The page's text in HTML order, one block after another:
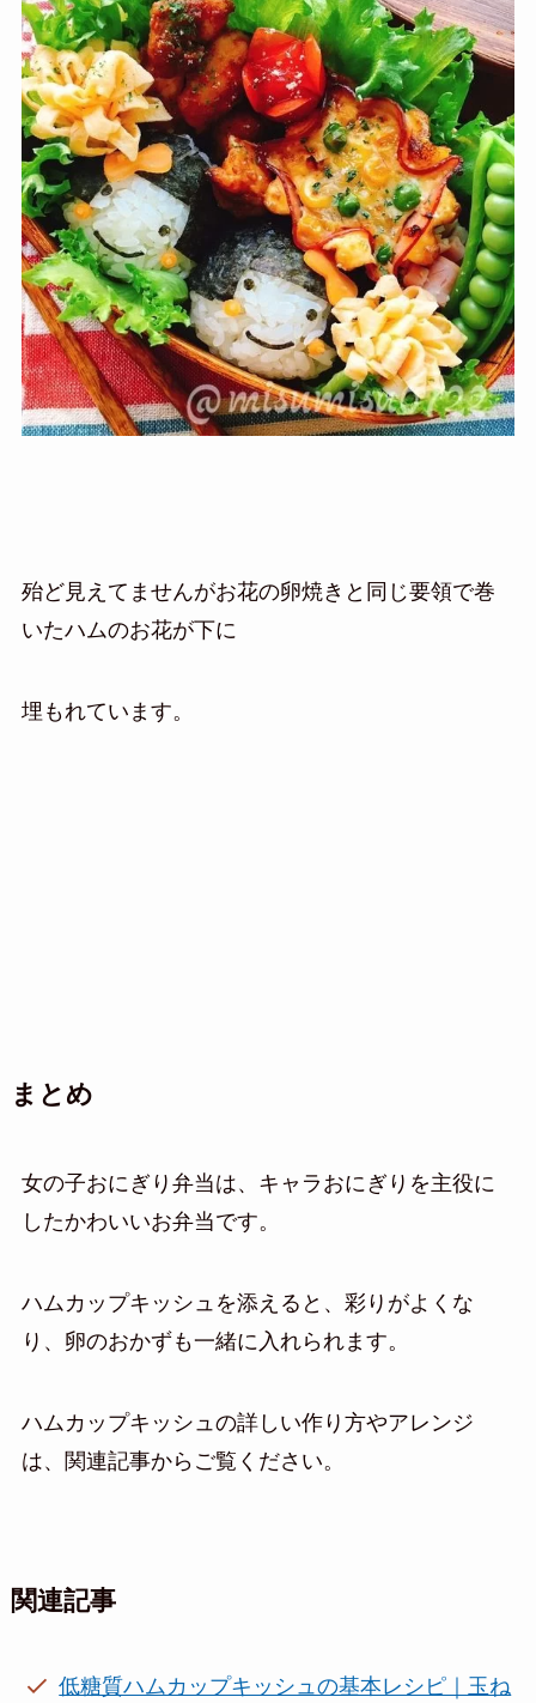
殆ど見えてませんがお花の卵焼きと同じ要領で巻
いたハムのお花が下に
埋もれています。
まとめ
女の子おにぎり弁当は、キャラおにぎりを主役に
したかわいいお弁当です。
ハムカップキッシュを添えると、彩りがよくな
り、卵のおかずも一緒に入れられます。
ハムカップキッシュの詳しい作り方やアレンジ
は、関連記事からご覧ください。
関連記事
低糖質ハムカップキッシュの基本レシピ｜玉ね